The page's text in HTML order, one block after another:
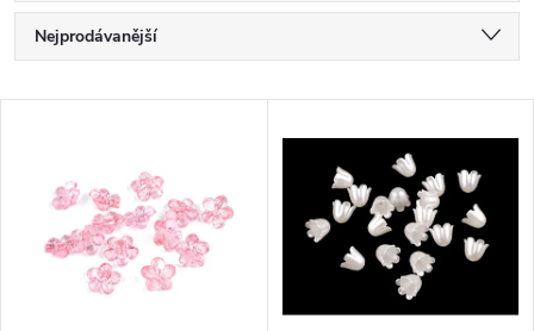
Ř
a
Nejprodávanější
Abecedně